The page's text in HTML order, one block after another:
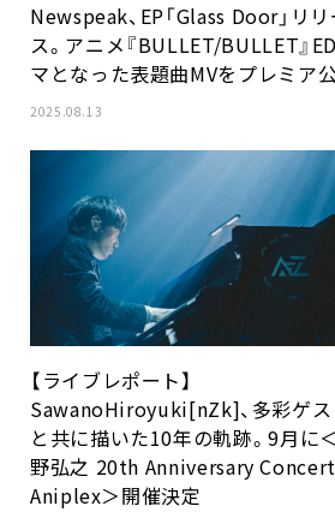
Newspeak、EP「Glass Door」リリ
ス。アニメ『BULLET/BULLET』
マとなった表題曲MVをプレミア
2025.08.13
【ライブレポート】
SawanoHiroyuki[nZk]、多彩ゲ
と共に描いた10年の軌跡。9月に
野弘之 20th Anniversary
Aniplex＞開催決定